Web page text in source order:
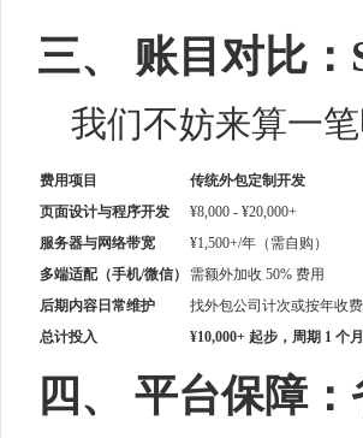
三、 账目对比
我们不妨来算一笔
费用项目 传统外包定制开发
页面设计与程序开发
¥8,000 - ¥20,000+
服务器与网络带宽
¥1,500+/年（需自购）
多端适配（手机/微信）
需额外加收 50% 费用
后期内容日常维护
找外包公司计次或按年收费
总计投入
¥10,000+ 起步，周期 1 个月
四、 平台保障